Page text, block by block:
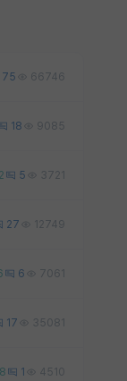
75 66746
18 9085
5 3721
27 12749
6 7061
17 35081
8 1 4510